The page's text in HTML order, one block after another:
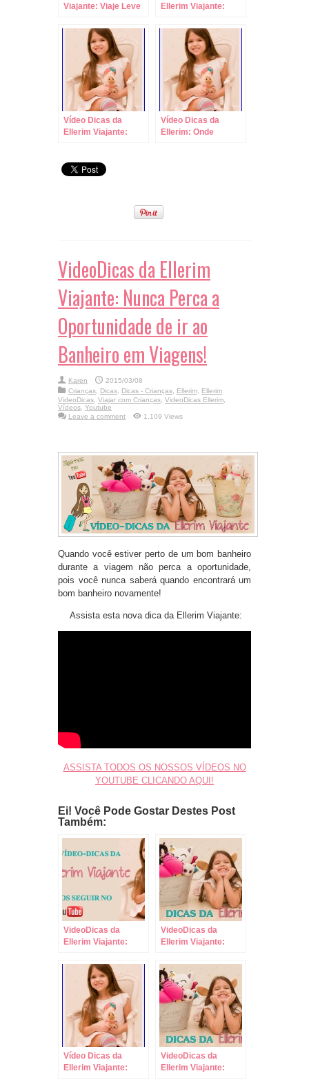
Viajante: Viaje Leve
Sempre com Malas
de Rodinhas!
Ellerim Viajante:
Compras com
Crianças!
Vídeo Dicas da
Ellerim Viajante:
Comprar em
Viagens!
Vídeo Dicas da
Ellerim: Onde
VideoDicas da Ellerim
Viajante: Nunca Perca a
Oportunidade de ir ao
Banheiro em Viagens!
Karen
2015/03/08
Crianças
Dicas Dicas - Crianças Ellerim
Ellerim
VideoDicas Viajar com Crianças VideoDicas Ellerim
Vídeos Youtube
Leave a comment
1,109 Views
Quando você estiver perto de um bom banheiro
durante a viagem não perca a oportunidade,
pois você nunca saberá quando encontrará um
bom banheiro novamente!
Assista esta nova dica da Ellerim Viajante:
ASSISTA TODOS OS NOSSOS VÍDEOS NO
YOUTUBE CLICANDO AQUI!
Ei! Você Pode Gostar Destes Post
Também:
VideoDicas da
Ellerim Viajante:
Bebida e Brinquedos
para Viagens de
Carro!
VideoDicas da
Ellerim Viajante:
Compras com
Crianças!
Vídeo Dicas da
Ellerim Viajante:
VideoDicas da
Ellerim Viajante: